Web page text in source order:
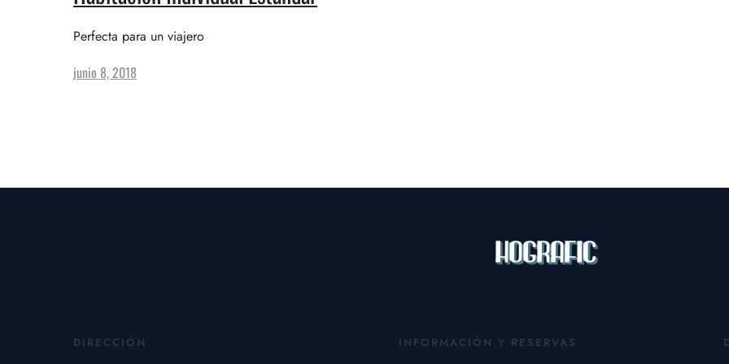
Perfecta para un viajero
junio 8, 2018
DIRECCIÓN INFORMACIÓN Y RESERVAS